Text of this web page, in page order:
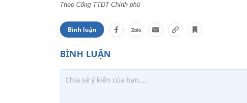
Theo Cổng TTĐT Chính phủ
Bình luận